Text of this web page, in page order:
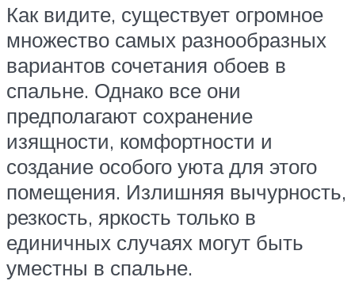
Как видите, существует огромное
множество самых разнообразных
вариантов сочетания обоев в
спальне. Однако все они
предполагают сохранение
изящности, комфортности и
создание особого уюта для этого
помещения. Излишняя вычурность,
резкость, яркость только в
единичных случаях могут быть
уместны в спальне.